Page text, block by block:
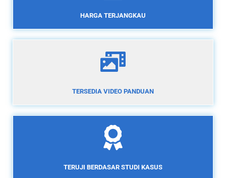
HARGA TERJANGKAU
TERSEDIA VIDEO PANDUAN
TERUJI BERDASAR STUDI KASUS